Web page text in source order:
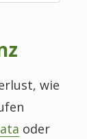
wie
oder